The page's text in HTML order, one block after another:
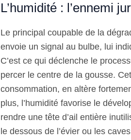
L’humidité : l’ennemi
Le principal coupable de la
envoie un signal au bulbe, lui
C’est ce qui déclenche le
percer le centre de la gousse.
consommation, en altère
plus, l’humidité favorise le
rendre une tête d’ail entière
le dessous de l’évier ou les